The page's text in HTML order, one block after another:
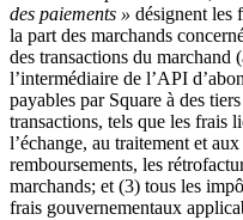
des paiements » désignent les
la part des marchands
des transactions du marchand
l’intermédiaire de l’API
payables par Square à des
transactions, tels que les frais
l’échange, au traitement et
remboursements, les
marchands; et (3) tous les
frais gouvernementaux